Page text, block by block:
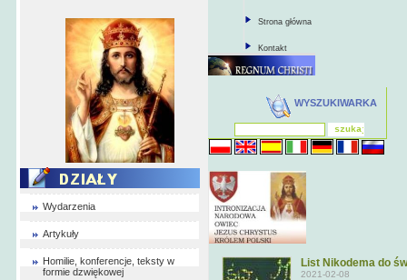
Wydarzenia
Artykuły
Homilie, konferencje, teksty w
formie dzwiękowej
Strona główna
Kontakt
WYSZUKIWARKA
List Nikodema do
2021-02-08